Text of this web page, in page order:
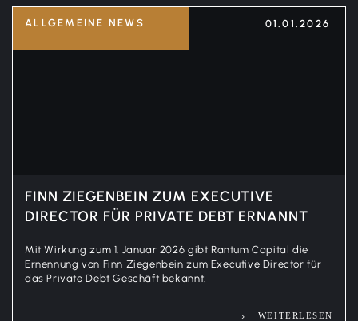
ALLGEMEINE NEWS 01.01.2026
FINN ZIEGENBEIN ZUM EXECUTIVE
DIRECTOR FÜR PRIVATE DEBT ERNANNT
Mit Wirkung zum 1. Januar 2026 gibt Rantum Capital die
Ernennung von Finn Ziegenbein zum Executive Director für
das Private Debt Geschäft bekannt.
WEITERLESEN